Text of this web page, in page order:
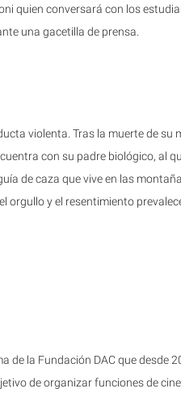
quien conversará con los
una gacetilla de prensa.
violenta. Tras la muerte de su
con su padre biológico, al
de caza que vive en las
orgullo y el resentimiento
de la Fundación DAC que desde
de organizar funciones de